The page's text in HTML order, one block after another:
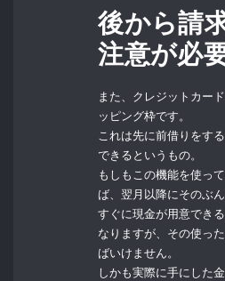
後から請
注意が必
また、クレジットカー
ッピング枠です。
これは先に前借りをす
できるというもの。
もしもこの機能を使っ
ば、翌月以降にそのぶ
すぐに現金が用意でき
なりますが、その使っ
ばいけません。
しかも実際に手にした